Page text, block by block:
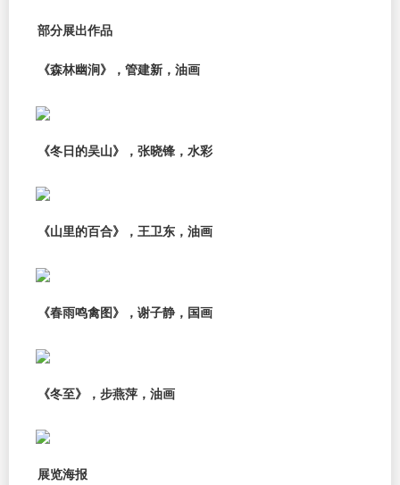
部分展出作品
《森林幽涧》，管建新，油画
《冬日的吴山》，张晓锋，水彩
《山里的百合》，王卫东，油画
《春雨鸣禽图》，谢子静，国画
《冬至》，步燕萍，油画
展览海报